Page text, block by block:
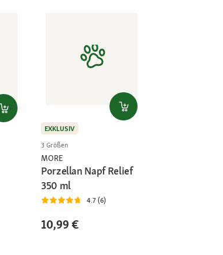
EXKLUSIV
3 Größen
MORE
Porzellan Napf Relief
350 ml
4.7 (6)
10,99 €